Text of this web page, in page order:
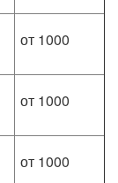
от 1000
от 1000
от 1000